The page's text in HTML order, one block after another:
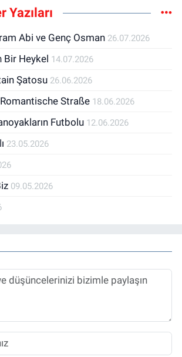
Yazıları
Abi ve Genç Osman 26.07.2026
Bir Heykel 14.07.2026
Şatosu 26.06.2026
Straße 18.06.2026
Futbolu 12.06.2026
23.05.2026
09.05.2026